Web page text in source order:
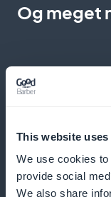
This website
We use cookies
provide social
We also share
Og meget
Detaljerede
præstationer